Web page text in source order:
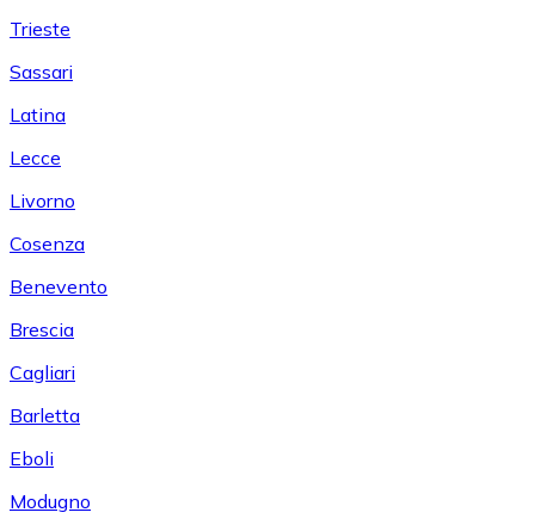
Trieste
Sassari
Latina
Lecce
Livorno
Cosenza
Benevento
Brescia
Cagliari
Barletta
Eboli
Modugno